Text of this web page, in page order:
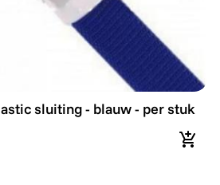
sluiting - blauw - per stuk
sluiting - blauw - per stuk
In